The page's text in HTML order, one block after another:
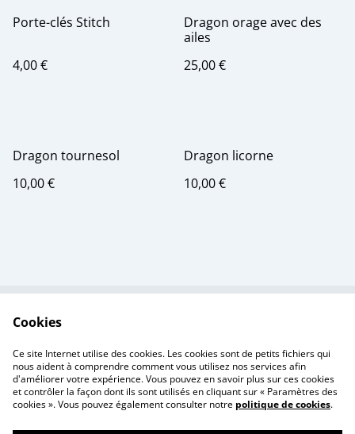
Porte-clés Stitch
4,00 €
Dragon orage avec des
ailes
25,00 €
Dragon tournesol
10,00 €
Dragon licorne
10,00 €
Politique de
confidentialité
Politique de cookies
Cookies
Ce site Internet utilise des cookies. Les cookies sont de petits fichiers qui
nous aident à comprendre comment vous utilisez nos services afin
d'améliorer votre expérience. Vous pouvez en savoir plus sur ces cookies
et contrôler la façon dont ils sont utilisés en cliquant sur « Paramètres des
cookies ». Vous pouvez également consulter notre politique de cookies.